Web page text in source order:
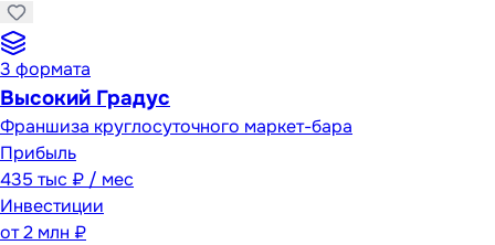
3 формата
Высокий Градус
Франшиза круглосуточного маркет-бара
Прибыль
435 тыс ₽ / мес
Инвестиции
от2 млн ₽